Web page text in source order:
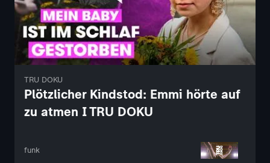
TRU DOKU
Plötzlicher Kindstod: Emmi hörte auf
zu atmen I TRU DOKU
funk